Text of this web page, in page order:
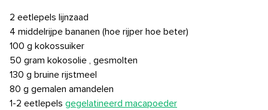
2 eetlepels lijnzaad
4 middelrijpe bananen (hoe rijper hoe beter)
100 g kokossuiker
50 gram kokosolie , gesmolten
130 g bruine rijstmeel
80 g gemalen amandelen
1-2 eetlepels gegelatineerd macapoeder